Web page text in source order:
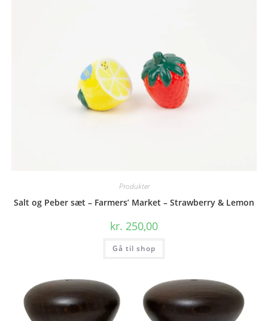
Produkter
Salt og Peber sæt – Farmers’ Market – Strawberry & Lemon
kr. 250,00
Gå til shop